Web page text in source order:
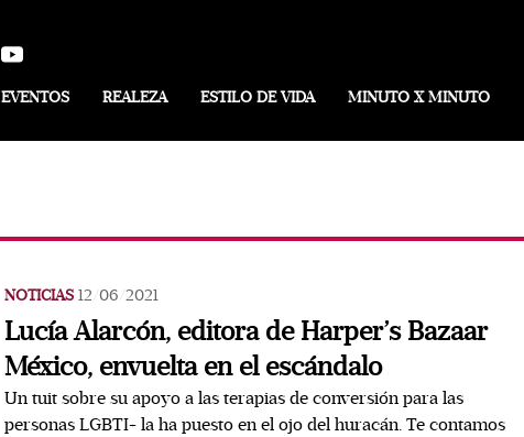
EVENTOS REALEZA ESTILO DE VIDA MINUTO X MINUTO
NOTICIAS 12/06/2021
Lucía Alarcón, editora de Harper’s Bazaar
México, envuelta en el escándalo
Un tuit sobre su apoyo a las terapias de conversión para las
personas LGBTI+ la ha puesto en el ojo del huracán. Te contamos